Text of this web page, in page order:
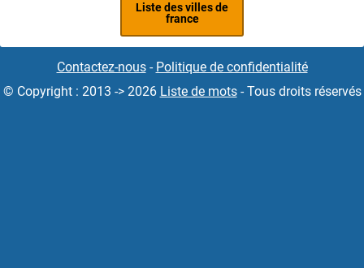
Liste des villes de
france
Contactez-nous- Politique de confidentialité
© Copyright : 2013 -> 2026 Liste de mots- Tous droits réservés